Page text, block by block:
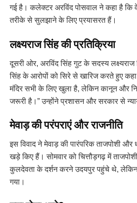
गई है। कलेक्टर अरविंद पोसवाल ने कहा है कि वे
तरीके से सुलझाने के लिए प्रयासरत हैं।
लक्ष्यराज सिंह की प्रतिक्रिया
दूसरी ओर, अरविंद सिंह गुट के सदस्य लक्ष्यराज
सिंह के आरोपों को सिरे से खारिज करते हुए
मंदिर सभी के लिए खुला है, लेकिन कानून और
जरूरी है।” उन्होंने प्रशासन और सरकार से
मेवाड़ की परंपराएं और राजनीति
इस विवाद ने मेवाड़ की पारंपरिक ताजपोशी और
खड़े किए हैं। सोमवार को चित्तौड़गढ़ में
कुलदेवता के दर्शन करने उदयपुर पहुंचे थे, लेकिन
गया।